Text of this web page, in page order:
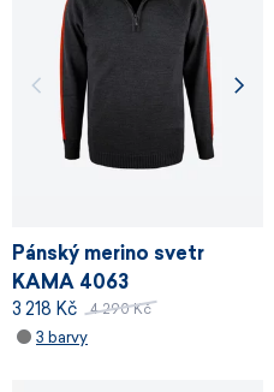
Pánský merino svetr
KAMA 4063
3 218 Kč 4 290 Kč
3 barvy